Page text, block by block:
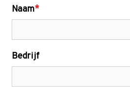
Naam*
Bedrijf